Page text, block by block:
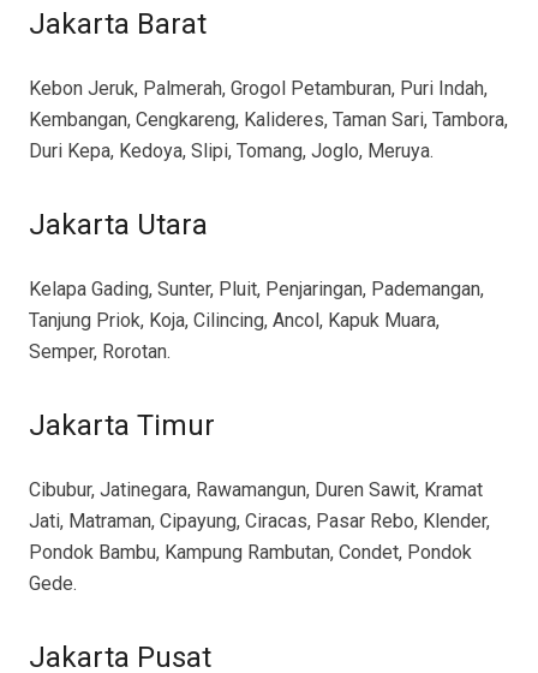
Jakarta Barat
Kebon Jeruk, Palmerah, Grogol Petamburan, Puri Indah,
Kembangan, Cengkareng, Kalideres, Taman Sari, Tambora,
Duri Kepa, Kedoya, Slipi, Tomang, Joglo, Meruya.
Jakarta Utara
Kelapa Gading, Sunter, Pluit, Penjaringan, Pademangan,
Tanjung Priok, Koja, Cilincing, Ancol, Kapuk Muara,
Semper, Rorotan.
Jakarta Timur
Cibubur, Jatinegara, Rawamangun, Duren Sawit, Kramat
Jati, Matraman, Cipayung, Ciracas, Pasar Rebo, Klender,
Pondok Bambu, Kampung Rambutan, Condet, Pondok
Gede.
Jakarta Pusat